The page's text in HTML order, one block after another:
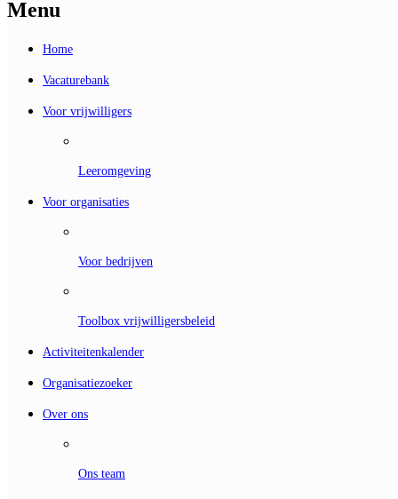
Menu
Home
Vacaturebank
Voor vrijwilligers
Leeromgeving
Voor organisaties
Voor bedrijven
Toolbox vrijwilligersbeleid
Activiteitenkalender
Organisatiezoeker
Over ons
Ons team